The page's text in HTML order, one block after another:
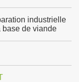
industrielle
base de viande